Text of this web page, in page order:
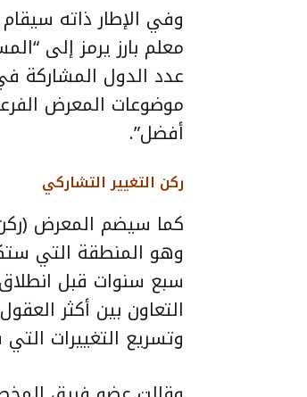
وفي الإطار ذاته
عدد الدول المشاركة
موضوعات المعرض
أفضل”.
ركن التغيير التشاركي
وهو المنطقة التي
التعاون بين أكثر
وتسريع التغييرات